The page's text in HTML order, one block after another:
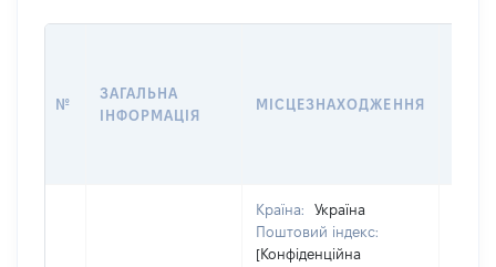
№
ЗАГАЛЬНА
ІНФОРМАЦІЯ
МІСЦЕЗНАХОДЖЕННЯ
Країна:
Україна
Поштовий індекс:
[Конфіденційна